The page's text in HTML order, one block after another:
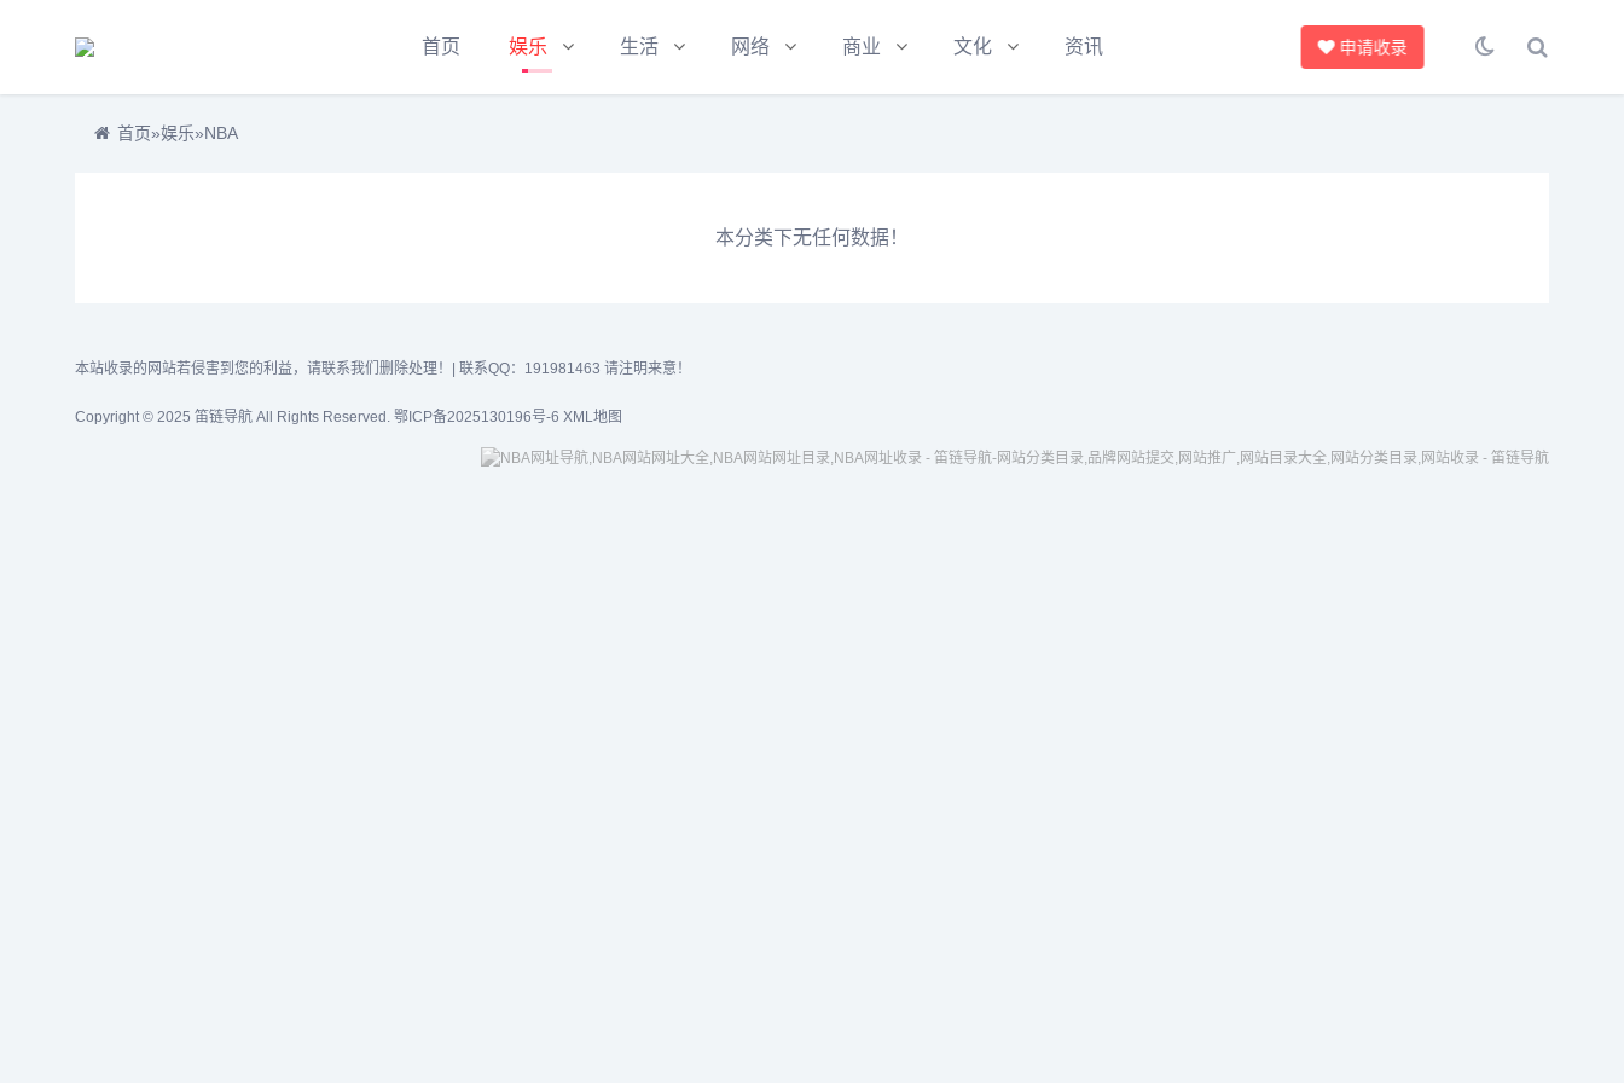
首页 娱乐 生活 网络 商业 文化 资讯 申请收录
首页»娱乐»NBA
本分类下无任何数据！
本站收录的网站若侵害到您的利益，请联系我们删除处理！| 联系QQ：191981463 请注明来意！
Copyright © 2025 笛链导航 All Rights Reserved. 鄂ICP备2025130196号-6 XML地图